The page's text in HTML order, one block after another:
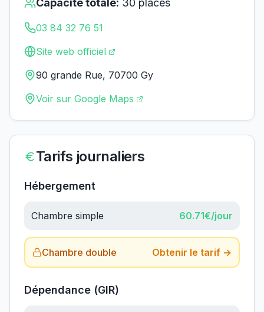
Capacité totale: 30 places
03 84 32 76 51
Site web officiel
90 grande Rue, 70700 Gy
Voir sur Google Maps
Tarifs journaliers
Hébergement
Chambre simple 60.71€/jour
Chambre double Obtenir le tarif →
Dépendance (GIR)